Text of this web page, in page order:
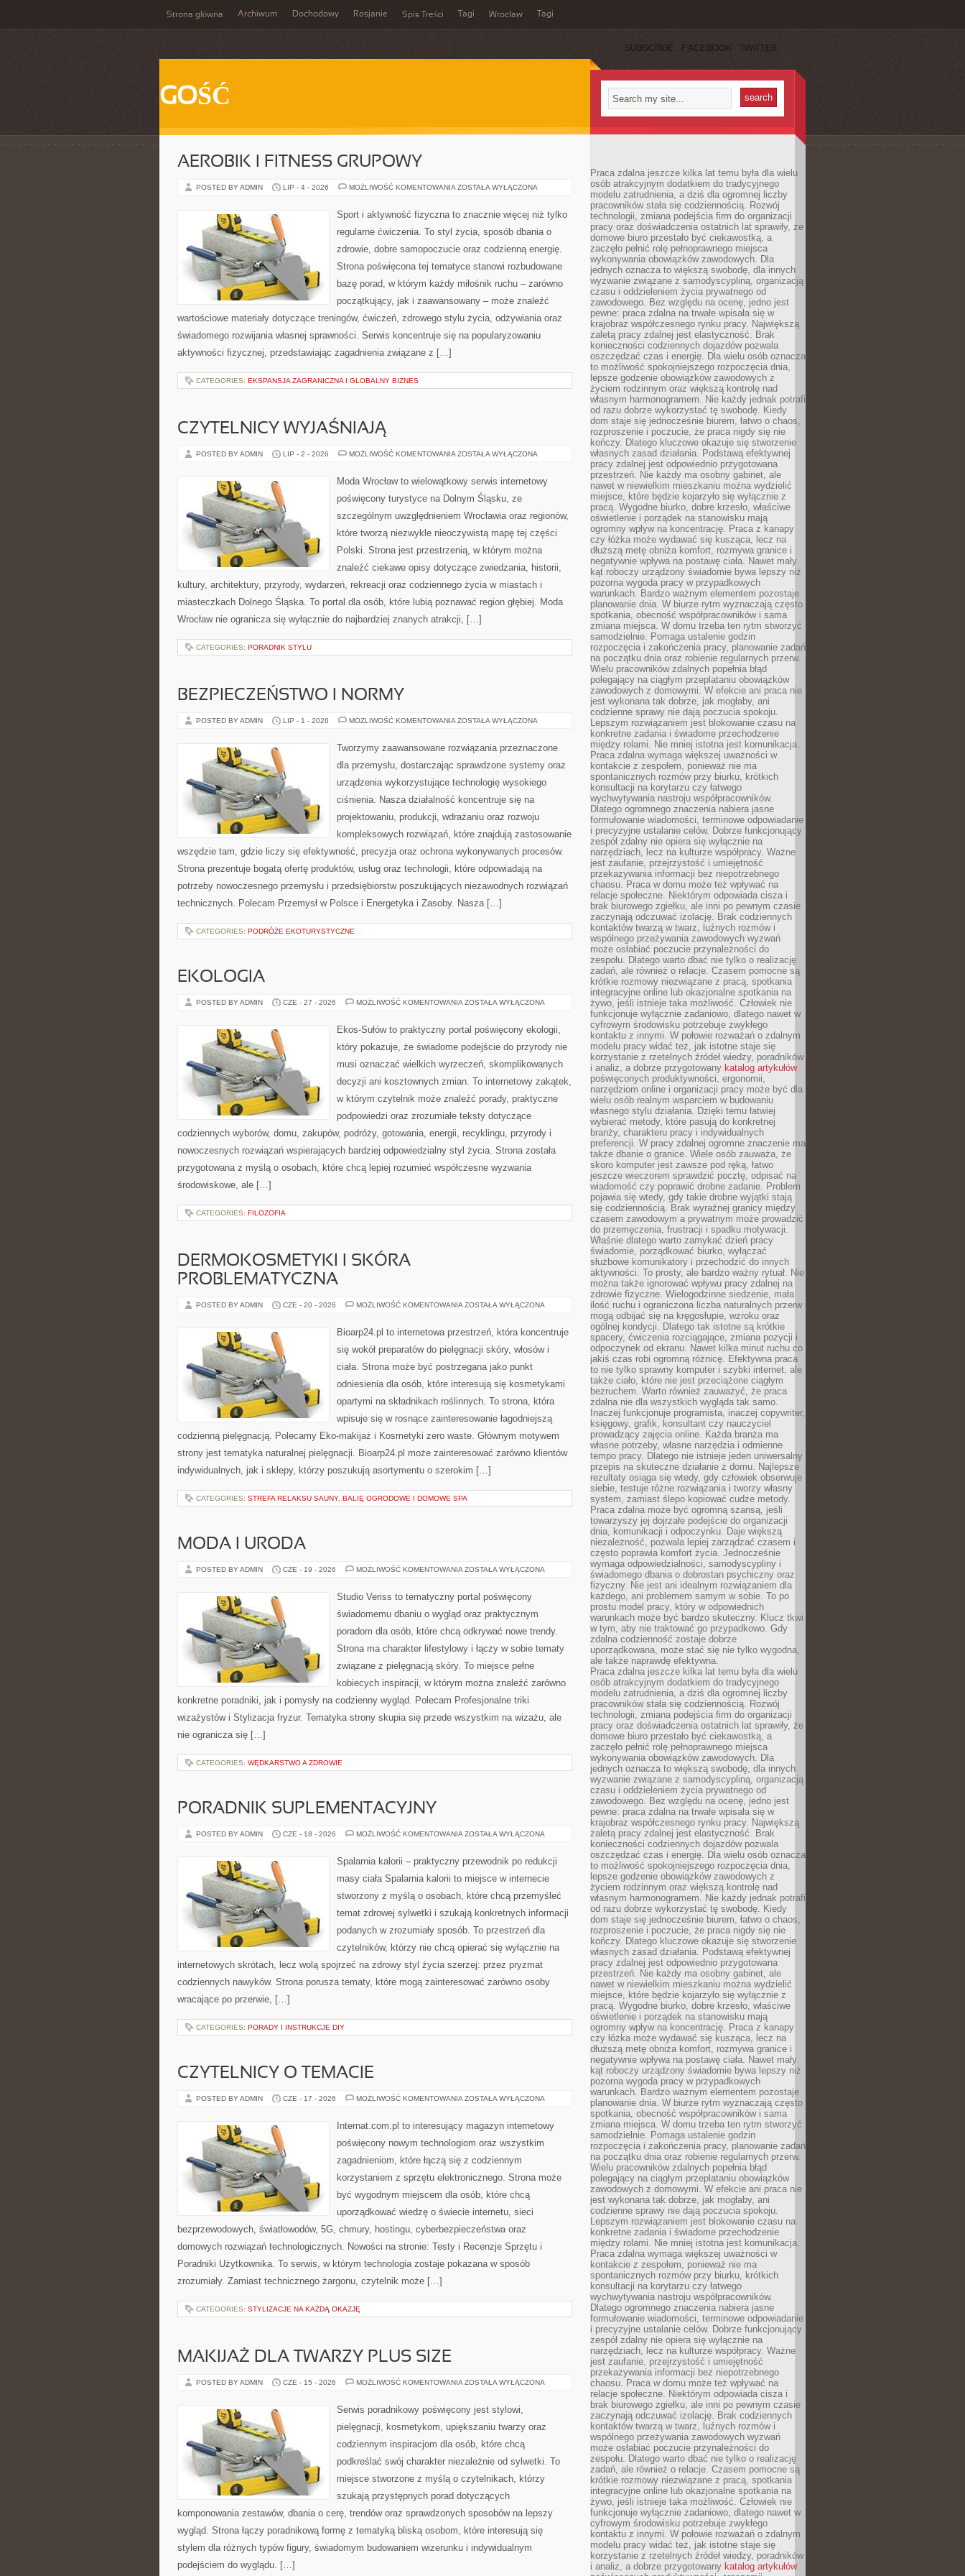
Strona główna Archiwum Dochodowy Rosjanie Spis Treści Tagi Wrocław Tagi
SUBSCRIBE FACEBOOK TWITTER
GOŚĆ
AEROBIK I FITNESS GRUPOWY
POSTED BY ADMIN LIP - 4 - 2026 MOŻLIWOŚĆ KOMENTOWANIA AEROBIK
GRUPOWY
ZOSTAŁA WYŁĄCZONA
Sport i aktywność fizyczna to znacznie więcej niż tylko
regularne ćwiczenia. To styl życia, sposób dbania o
zdrowie, dobre samopoczucie oraz codzienną energię.
Strona poświęcona tej tematyce stanowi rozbudowane
bazę porad, w którym każdy miłośnik ruchu – zarówno
początkujący, jak i zaawansowany – może znaleźć
wartościowe materiały dotyczące treningów, ćwiczeń, zdrowego stylu życia, odżywiania oraz
świadomego rozwijania własnej sprawności. Serwis koncentruje się na popularyzowaniu
aktywności fizycznej, przedstawiając zagadnienia związane z […]
CATEGORIES: EKSPANSJA ZAGRANICZNA I GLOBALNY BIZNES
CZYTELNICY WYJAŚNIAJĄ
POSTED BY ADMIN LIP - 2 - 2026 MOŻLIWOŚĆ KOMENTOWANIA CZYTELNICY
ZOSTAŁA WYŁĄCZONA
Moda Wrocław to wielowątkowy serwis internetowy
poświęcony turystyce na Dolnym Śląsku, ze
szczególnym uwzględnieniem Wrocławia oraz regionów,
które tworzą niezwykle nieoczywistą mapę tej części
Polski. Strona jest przestrzenią, w którym można
znaleźć ciekawe opisy dotyczące zwiedzania, historii,
kultury, architektury, przyrody, wydarzeń, rekreacji oraz codziennego życia w miastach i
miasteczkach Dolnego Śląska. To portal dla osób, które lubią poznawać region głębiej. Moda
Wrocław nie ogranicza się wyłącznie do najbardziej znanych atrakcji, […]
CATEGORIES: PORADNIK STYLU
BEZPIECZEŃSTWO I NORMY
POSTED BY ADMIN LIP - 1 - 2026 MOŻLIWOŚĆ KOMENTOWANIA BEZPIECZEŃSTWO
ZOSTAŁA WYŁĄCZONA
Tworzymy zaawansowane rozwiązania przeznaczone
dla przemysłu, dostarczając sprawdzone systemy oraz
urządzenia wykorzystujące technologię wysokiego
ciśnienia. Nasza działalność koncentruje się na
projektowaniu, produkcji, wdrażaniu oraz rozwoju
kompleksowych rozwiązań, które znajdują zastosowanie
wszędzie tam, gdzie liczy się efektywność, precyzja oraz ochrona wykonywanych procesów.
Strona prezentuje bogatą ofertę produktów, usług oraz technologii, które odpowiadają na
potrzeby nowoczesnego przemysłu i przedsiębiorstw poszukujących niezawodnych rozwiązań
technicznych. Polecam Przemysł w Polsce i Energetyka i Zasoby. Nasza […]
CATEGORIES: PODRÓŻE EKOTURYSTYCZNE
EKOLOGIA
POSTED BY ADMIN CZE - 27 - 2026 MOŻLIWOŚĆ KOMENTOWANIA EKOLOGIA
ZOSTAŁA WYŁĄCZONA
Ekos-Sułów to praktyczny portal poświęcony ekologii,
który pokazuje, że świadome podejście do przyrody nie
musi oznaczać wielkich wyrzeczeń, skomplikowanych
decyzji ani kosztownych zmian. To internetowy zakątek,
w którym czytelnik może znaleźć porady, praktyczne
podpowiedzi oraz zrozumiałe teksty dotyczące
codziennych wyborów, domu, zakupów, podróży, gotowania, energii, recyklingu, przyrody i
nowoczesnych rozwiązań wspierających bardziej odpowiedzialny styl życia. Strona została
przygotowana z myślą o osobach, które chcą lepiej rozumieć współczesne wyzwania
środowiskowe, ale […]
CATEGORIES: FILOZOFIA
DERMOKOSMETYKI I SKÓRA
PROBLEMATYCZNA
POSTED BY ADMIN CZE - 20 - 2026 MOŻLIWOŚĆ KOMENTOWANIA DERMOKOSMETYKI
PROBLEMATYCZNA
ZOSTAŁA WYŁĄCZONA
Bioarp24.pl to internetowa przestrzeń, która koncentruje
się wokół preparatów do pielęgnacji skóry, włosów i
ciała. Strona może być postrzegana jako punkt
odniesienia dla osób, które interesują się kosmetykami
opartymi na składnikach roślinnych. To strona, która
wpisuje się w rosnące zainteresowanie łagodniejszą
codzienną pielęgnacją. Polecamy Eko-makijaż i Kosmetyki zero waste. Głównym motywem
strony jest tematyka naturalnej pielęgnacji. Bioarp24.pl może zainteresować zarówno klientów
indywidualnych, jak i sklepy, którzy poszukują asortymentu o szerokim […]
CATEGORIES: STREFA RELAKSU SAUNY, BALIĘ OGRODOWE I DOMOWE SPA
MODA I URODA
POSTED BY ADMIN CZE - 19 - 2026 MOŻLIWOŚĆ KOMENTOWANIA MODA
ZOSTAŁA WYŁĄCZONA
Studio Veriss to tematyczny portal poświęcony
świadomemu dbaniu o wygląd oraz praktycznym
poradom dla osób, które chcą odkrywać nowe trendy.
Strona ma charakter lifestylowy i łączy w sobie tematy
związane z pielęgnacją skóry. To miejsce pełne
kobiecych inspiracji, w którym można znaleźć zarówno
konkretne poradniki, jak i pomysły na codzienny wygląd. Polecam Profesjonalne triki
wizażystów i Stylizacja fryzur. Tematyka strony skupia się przede wszystkim na wizażu, ale
nie ogranicza się […]
CATEGORIES: WĘDKARSTWO A ZDROWIE
PORADNIK SUPLEMENTACYJNY
POSTED BY ADMIN CZE - 18 - 2026 MOŻLIWOŚĆ KOMENTOWANIA PORADNIK
ZOSTAŁA WYŁĄCZONA
Spalarnia kalorii – praktyczny przewodnik po redukcji
masy ciała Spalarnia kalorii to miejsce w internecie
stworzony z myślą o osobach, które chcą przemyśleć
temat zdrowej sylwetki i szukają konkretnych informacji
podanych w zrozumiały sposób. To przestrzeń dla
czytelników, którzy nie chcą opierać się wyłącznie na
internetowych skrótach, lecz wolą spojrzeć na zdrowy styl życia szerzej: przez pryzmat
codziennych nawyków. Strona porusza tematy, które mogą zainteresować zarówno osoby
wracające po przerwie, […]
CATEGORIES: PORADY I INSTRUKCJE DIY
CZYTELNICY O TEMACIE
POSTED BY ADMIN CZE - 17 - 2026 MOŻLIWOŚĆ KOMENTOWANIA CZYTELNICY
ZOSTAŁA WYŁĄCZONA
Internat.com.pl to interesujący magazyn internetowy
poświęcony nowym technologiom oraz wszystkim
zagadnieniom, które łączą się z codziennym
korzystaniem z sprzętu elektronicznego. Strona może
być wygodnym miejscem dla osób, które chcą
uporządkować wiedzę o świecie internetu, sieci
bezprzewodowych, światłowodów, 5G, chmury, hostingu, cyberbezpieczeństwa oraz
domowych rozwiązań technologicznych. Nowości na stronie: Testy i Recenzje Sprzętu i
Poradniki Użytkownika. To serwis, w którym technologia zostaje pokazana w sposób
zrozumiały. Zamiast technicznego żargonu, czytelnik może […]
CATEGORIES: STYLIZACJE NA KAŻDĄ OKAZJĘ
MAKIJAŻ DLA TWARZY PLUS SIZE
POSTED BY ADMIN CZE - 15 - 2026 MOŻLIWOŚĆ KOMENTOWANIA MAKIJAŻ
PLUS
SIZE
ZOSTAŁA WYŁĄCZONA
Serwis poradnikowy poświęcony jest stylowi,
pielęgnacji, kosmetykom, upiększaniu twarzy oraz
codziennym inspiracjom dla osób, które chcą
podkreślać swój charakter niezależnie od sylwetki. To
miejsce stworzone z myślą o czytelnikach, którzy
szukają przystępnych porad dotyczących
komponowania zestawów, dbania o cerę, trendów oraz sprawdzonych sposobów na lepszy
wygląd. Strona łączy poradnikową formę z tematyką bliską osobom, które interesują się
stylem dla różnych typów figury, świadomym budowaniem wizerunku i indywidualnym
podejściem do wyglądu. […]
Praca zdalna jeszcze kilka lat temu była dla wielu
osób atrakcyjnym dodatkiem do tradycyjnego
modelu zatrudnienia, a dziś dla ogromnej liczby
pracowników stała się codziennością. Rozwój
technologii, zmiana podejścia firm do organizacji
pracy oraz doświadczenia ostatnich lat sprawiły, że
domowe biuro przestało być ciekawostką, a
zaczęło pełnić rolę pełnoprawnego miejsca
wykonywania obowiązków zawodowych. Dla
jednych oznacza to większą swobodę, dla innych
wyzwanie związane z samodyscypliną, organizacją
czasu i oddzieleniem życia prywatnego od
zawodowego. Bez względu na ocenę, jedno jest
pewne: praca zdalna na trwałe wpisała się w
krajobraz współczesnego rynku pracy. Największą
zaletą pracy zdalnej jest elastyczność. Brak
konieczności codziennych dojazdów pozwala
oszczędzać czas i energię. Dla wielu osób oznacza
to możliwość spokojniejszego rozpoczęcia dnia,
lepsze godzenie obowiązków zawodowych z
życiem rodzinnym oraz większą kontrolę nad
własnym harmonogramem. Nie każdy jednak potrafi
od razu dobrze wykorzystać tę swobodę. Kiedy
dom staje się jednocześnie biurem, łatwo o chaos,
rozproszenie i poczucie, że praca nigdy się nie
kończy. Dlatego kluczowe okazuje się stworzenie
własnych zasad działania. Podstawą efektywnej
pracy zdalnej jest odpowiednio przygotowana
przestrzeń. Nie każdy ma osobny gabinet, ale
nawet w niewielkim mieszkaniu można wydzielić
miejsce, które będzie kojarzyło się wyłącznie z
pracą. Wygodne biurko, dobre krzesło, właściwe
oświetlenie i porządek na stanowisku mają
ogromny wpływ na koncentrację. Praca z kanapy
czy łóżka może wydawać się kusząca, lecz na
dłuższą metę obniża komfort, rozmywa granice i
negatywnie wpływa na postawę ciała. Nawet mały
kąt roboczy urządzony świadomie bywa lepszy niż
pozorna wygoda pracy w przypadkowych
warunkach. Bardzo ważnym elementem pozostaje
planowanie dnia. W biurze rytm wyznaczają często
spotkania, obecność współpracowników i sama
zmiana miejsca. W domu trzeba ten rytm stworzyć
samodzielnie. Pomaga ustalenie godzin
rozpoczęcia i zakończenia pracy, planowanie zadań
na początku dnia oraz robienie regularnych przerw.
Wielu pracowników zdalnych popełnia błąd
polegający na ciągłym przeplataniu obowiązków
zawodowych z domowymi. W efekcie ani praca nie
jest wykonana tak dobrze, jak mogłaby, ani
codzienne sprawy nie dają poczucia spokoju.
Lepszym rozwiązaniem jest blokowanie czasu na
konkretne zadania i świadome przechodzenie
między rolami. Nie mniej istotna jest komunikacja.
Praca zdalna wymaga większej uważności w
kontakcie z zespołem, ponieważ nie ma
spontanicznych rozmów przy biurku, krótkich
konsultacji na korytarzu czy łatwego
wychwytywania nastroju współpracowników.
Dlatego ogromnego znaczenia nabiera jasne
formułowanie wiadomości, terminowe odpowiadanie
i precyzyjne ustalanie celów. Dobrze funkcjonujący
zespół zdalny nie opiera się wyłącznie na
narzędziach, lecz na kulturze współpracy. Ważne
jest zaufanie, przejrzystość i umiejętność
przekazywania informacji bez niepotrzebnego
chaosu. Praca w domu może też wpływać na
relacje społeczne. Niektórym odpowiada cisza i
brak biurowego zgiełku, ale inni po pewnym czasie
zaczynają odczuwać izolację. Brak codziennych
kontaktów twarzą w twarz, luźnych rozmów i
wspólnego przeżywania zawodowych wyzwań
może osłabiać poczucie przynależności do
zespołu. Dlatego warto dbać nie tylko o realizację
zadań, ale również o relacje. Czasem pomocne są
krótkie rozmowy niezwiązane z pracą, spotkania
integracyjne online lub okazjonalne spotkania na
żywo, jeśli istnieje taka możliwość. Człowiek nie
funkcjonuje wyłącznie zadaniowo, dlatego nawet w
cyfrowym środowisku potrzebuje zwykłego
kontaktu z innymi. W połowie rozważań o zdalnym
modelu pracy widać też, jak istotne staje się
korzystanie z rzetelnych źródeł wiedzy, poradników
i analiz, a dobrze przygotowany katalog artykułów
poświęconych produktywności, ergonomii,
narzędziom online i organizacji pracy może być dla
wielu osób realnym wsparciem w budowaniu
własnego stylu działania. Dzięki temu łatwiej
wybierać metody, które pasują do konkretnej
branży, charakteru pracy i indywidualnych
preferencji. W pracy zdalnej ogromne znaczenie ma
także dbanie o granice. Wiele osób zauważa, że
skoro komputer jest zawsze pod ręką, łatwo
jeszcze wieczorem sprawdzić pocztę, odpisać na
wiadomość czy poprawić drobne zadanie. Problem
pojawia się wtedy, gdy takie drobne wyjątki stają
się codziennością. Brak wyraźnej granicy między
czasem zawodowym a prywatnym może prowadzić
do przemęczenia, frustracji i spadku motywacji.
Właśnie dlatego warto zamykać dzień pracy
świadomie, porządkować biurko, wyłączać
służbowe komunikatory i przechodzić do innych
aktywności. To prosty, ale bardzo ważny rytuał. Nie
można także ignorować wpływu pracy zdalnej na
zdrowie fizyczne. Wielogodzinne siedzenie, mała
ilość ruchu i ograniczona liczba naturalnych przerw
mogą odbijać się na kręgosłupie, wzroku oraz
ogólnej kondycji. Dlatego tak istotne są krótkie
spacery, ćwiczenia rozciągające, zmiana pozycji i
odpoczynek od ekranu. Nawet kilka minut ruchu co
jakiś czas robi ogromną różnicę. Efektywna praca
to nie tylko sprawny komputer i szybki internet, ale
także ciało, które nie jest przeciążone ciągłym
bezruchem. Warto również zauważyć, że praca
zdalna nie dla wszystkich wygląda tak samo.
Inaczej funkcjonuje programista, inaczej copywriter,
księgowy, grafik, konsultant czy nauczyciel
prowadzący zajęcia online. Każda branża ma
własne potrzeby, własne narzędzia i odmienne
tempo pracy. Dlatego nie istnieje jeden uniwersalny
przepis na skuteczne działanie z domu. Najlepsze
rezultaty osiąga się wtedy, gdy człowiek obserwuje
siebie, testuje różne rozwiązania i tworzy własny
system, zamiast ślepo kopiować cudze metody.
Praca zdalna może być ogromną szansą, jeśli
towarzyszy jej dojrzałe podejście do organizacji
dnia, komunikacji i odpoczynku. Daje większą
niezależność, pozwala lepiej zarządzać czasem i
często poprawia komfort życia. Jednocześnie
wymaga odpowiedzialności, samodyscypliny i
świadomego dbania o dobrostan psychiczny oraz
fizyczny. Nie jest ani idealnym rozwiązaniem dla
każdego, ani problemem samym w sobie. To po
prostu model pracy, który w odpowiednich
warunkach może być bardzo skuteczny. Klucz tkwi
w tym, aby nie traktować go przypadkowo. Gdy
zdalna codzienność zostaje dobrze
uporządkowana, może stać się nie tylko wygodna,
ale także naprawdę efektywna.
Praca zdalna jeszcze kilka lat temu była dla wielu
osób atrakcyjnym dodatkiem do tradycyjnego
modelu zatrudnienia, a dziś dla ogromnej liczby
pracowników stała się codziennością. Rozwój
technologii, zmiana podejścia firm do organizacji
pracy oraz doświadczenia ostatnich lat sprawiły, że
domowe biuro przestało być ciekawostką, a
zaczęło pełnić rolę pełnoprawnego miejsca
wykonywania obowiązków zawodowych. Dla
jednych oznacza to większą swobodę, dla innych
wyzwanie związane z samodyscypliną, organizacją
czasu i oddzieleniem życia prywatnego od
zawodowego. Bez względu na ocenę, jedno jest
pewne: praca zdalna na trwałe wpisała się w
krajobraz współczesnego rynku pracy. Największą
zaletą pracy zdalnej jest elastyczność. Brak
konieczności codziennych dojazdów pozwala
oszczędzać czas i energię. Dla wielu osób oznacza
to możliwość spokojniejszego rozpoczęcia dnia,
lepsze godzenie obowiązków zawodowych z
życiem rodzinnym oraz większą kontrolę nad
własnym harmonogramem. Nie każdy jednak potrafi
od razu dobrze wykorzystać tę swobodę. Kiedy
dom staje się jednocześnie biurem, łatwo o chaos,
rozproszenie i poczucie, że praca nigdy się nie
kończy. Dlatego kluczowe okazuje się stworzenie
własnych zasad działania. Podstawą efektywnej
pracy zdalnej jest odpowiednio przygotowana
przestrzeń. Nie każdy ma osobny gabinet, ale
nawet w niewielkim mieszkaniu można wydzielić
miejsce, które będzie kojarzyło się wyłącznie z
pracą. Wygodne biurko, dobre krzesło, właściwe
oświetlenie i porządek na stanowisku mają
ogromny wpływ na koncentrację. Praca z kanapy
czy łóżka może wydawać się kusząca, lecz na
dłuższą metę obniża komfort, rozmywa granice i
negatywnie wpływa na postawę ciała. Nawet mały
kąt roboczy urządzony świadomie bywa lepszy niż
pozorna wygoda pracy w przypadkowych
warunkach. Bardzo ważnym elementem pozostaje
planowanie dnia. W biurze rytm wyznaczają często
spotkania, obecność współpracowników i sama
zmiana miejsca. W domu trzeba ten rytm stworzyć
samodzielnie. Pomaga ustalenie godzin
rozpoczęcia i zakończenia pracy, planowanie zadań
na początku dnia oraz robienie regularnych przerw.
Wielu pracowników zdalnych popełnia błąd
polegający na ciągłym przeplataniu obowiązków
zawodowych z domowymi. W efekcie ani praca nie
jest wykonana tak dobrze, jak mogłaby, ani
codzienne sprawy nie dają poczucia spokoju.
Lepszym rozwiązaniem jest blokowanie czasu na
konkretne zadania i świadome przechodzenie
między rolami. Nie mniej istotna jest komunikacja.
Praca zdalna wymaga większej uważności w
kontakcie z zespołem, ponieważ nie ma
spontanicznych rozmów przy biurku, krótkich
konsultacji na korytarzu czy łatwego
wychwytywania nastroju współpracowników.
Dlatego ogromnego znaczenia nabiera jasne
formułowanie wiadomości, terminowe odpowiadanie
i precyzyjne ustalanie celów. Dobrze funkcjonujący
zespół zdalny nie opiera się wyłącznie na
narzędziach, lecz na kulturze współpracy. Ważne
jest zaufanie, przejrzystość i umiejętność
przekazywania informacji bez niepotrzebnego
chaosu. Praca w domu może też wpływać na
relacje społeczne. Niektórym odpowiada cisza i
brak biurowego zgiełku, ale inni po pewnym czasie
zaczynają odczuwać izolację. Brak codziennych
kontaktów twarzą w twarz, luźnych rozmów i
wspólnego przeżywania zawodowych wyzwań
może osłabiać poczucie przynależności do
zespołu. Dlatego warto dbać nie tylko o realizację
zadań, ale również o relacje. Czasem pomocne są
krótkie rozmowy niezwiązane z pracą, spotkania
integracyjne online lub okazjonalne spotkania na
żywo, jeśli istnieje taka możliwość. Człowiek nie
funkcjonuje wyłącznie zadaniowo, dlatego nawet w
cyfrowym środowisku potrzebuje zwykłego
kontaktu z innymi. W połowie rozważań o zdalnym
modelu pracy widać też, jak istotne staje się
korzystanie z rzetelnych źródeł wiedzy, poradników
i analiz, a dobrze przygotowany katalog artykułów